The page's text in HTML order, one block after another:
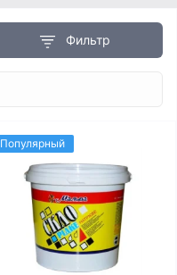
Фильтр
Популярный